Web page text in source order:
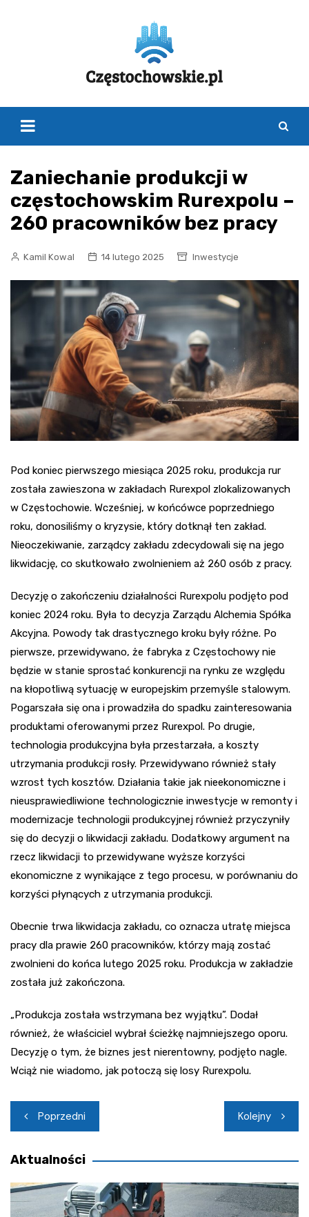
Zaniechanie produkcji w
częstochowskim Rurexpolu –
260 pracowników bez pracy
Kamil Kowal 14 lutego 2025 Inwestycje
Pod koniec pierwszego miesiąca 2025 roku, produkcja rur
została zawieszona w zakładach Rurexpol zlokalizowanych
w Częstochowie. Wcześniej, w końcówce poprzedniego
roku, donosiliśmy o kryzysie, który dotknął ten zakład.
Nieoczekiwanie, zarządcy zakładu zdecydowali się na jego
likwidację, co skutkowało zwolnieniem aż 260 osób z pracy.
Decyzję o zakończeniu działalności Rurexpolu podjęto pod
koniec 2024 roku. Była to decyzja Zarządu Alchemia Spółka
Akcyjna. Powody tak drastycznego kroku były różne. Po
pierwsze, przewidywano, że fabryka z Częstochowy nie
będzie w stanie sprostać konkurencji na rynku ze względu
na kłopotliwą sytuację w europejskim przemyśle stalowym.
Pogarszała się ona i prowadziła do spadku zainteresowania
produktami oferowanymi przez Rurexpol. Po drugie,
technologia produkcyjna była przestarzała, a koszty
utrzymania produkcji rosły. Przewidywano również stały
wzrost tych kosztów. Działania takie jak nieekonomiczne i
nieusprawiedliwione technologicznie inwestycje w remonty i
modernizacje technologii produkcyjnej również przyczyniły
się do decyzji o likwidacji zakładu. Dodatkowy argument na
rzecz likwidacji to przewidywane wyższe korzyści
ekonomiczne z wynikające z tego procesu, w porównaniu do
korzyści płynących z utrzymania produkcji.
Obecnie trwa likwidacja zakładu, co oznacza utratę miejsca
pracy dla prawie 260 pracowników, którzy mają zostać
zwolnieni do końca lutego 2025 roku. Produkcja w zakładzie
została już zakończona.
„Produkcja została wstrzymana bez wyjątku”. Dodał
również, że właściciel wybrał ścieżkę najmniejszego oporu.
Decyzję o tym, że biznes jest nierentowny, podjęto nagle.
Wciąż nie wiadomo, jak potoczą się losy Rurexpolu.
Nawigacja
wpisu
Poprzedni Kolejny
Aktualności